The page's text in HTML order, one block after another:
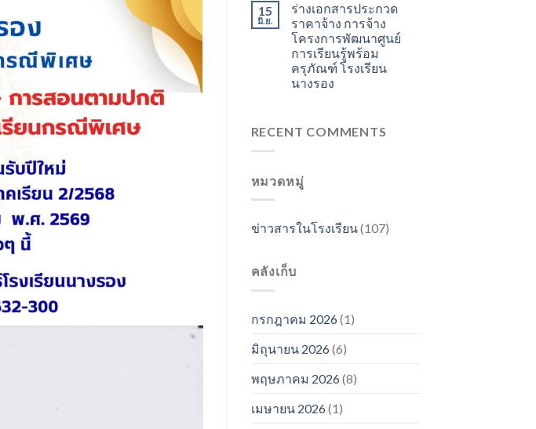
15
มิ.ย.
ร่างเอกสารประกวด
ราคาจ้าง การจ้าง
โครงการพัฒนาศูนย์
การเรียนรู้พร้อม
ครุภัณฑ์ โรงเรียน
นางรอง
RECENT COMMENTS
หมวดหมู่
ข่าวสารในโรงเรียน(107)
คลังเก็บ
กรกฎาคม 2026(1)
มิถุนายน 2026(6)
พฤษภาคม 2026(8)
เมษายน 2026(1)